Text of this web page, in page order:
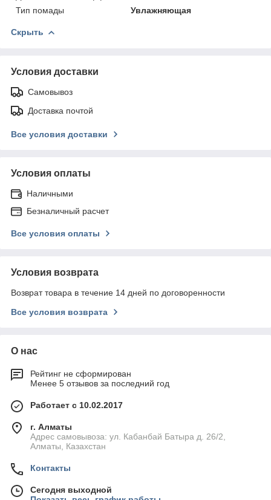
Тип помады
Увлажняющая
Скрыть
Условия доставки
Самовывоз
Доставка почтой
Все условия доставки
Условия оплаты
Наличными
Безналичный расчет
Все условия оплаты
Условия возврата
Возврат товара в течение 14 дней по договоренности
Все условия возврата
О нас
Рейтинг не сформирован
Менее 5 отзывов за последний год
Работает с 10.02.2017
г. Алматы
Адрес самовывоза: ул. Кабанбай Батыра д. 26/2,
Алматы, Казахстан
Контакты
Сегодня выходной